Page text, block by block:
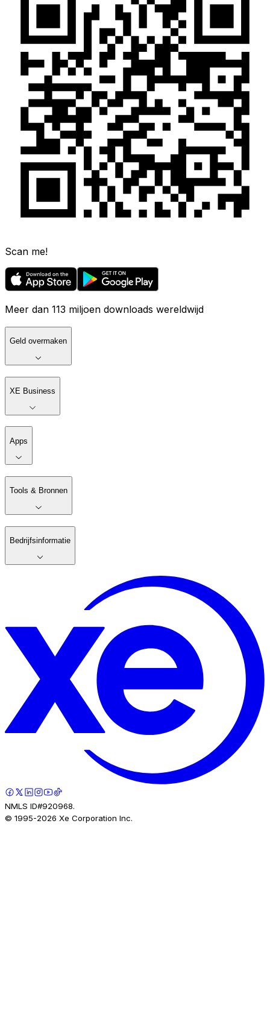
Scan me!
Meer dan 113 miljoen downloads wereldwijd
Geld overmaken
XE Business
Apps
Tools & Bronnen
Bedrijfsinformatie
NMLS ID#920968.
© 1995-2026 Xe Corporation Inc.